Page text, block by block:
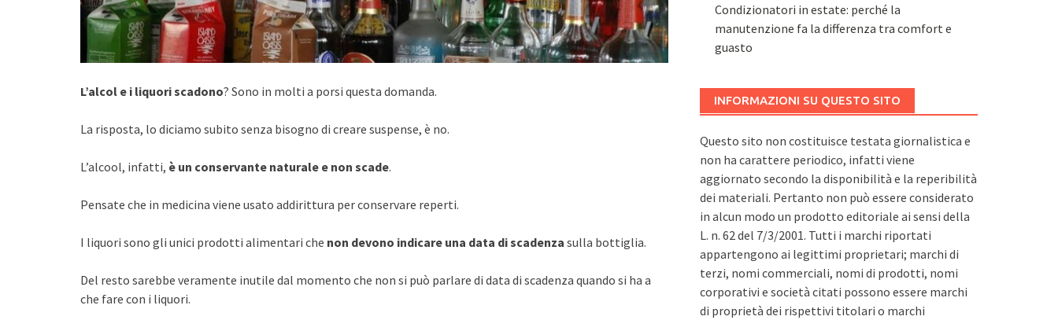
L’alcol e i liquori scadono? Sono in molti a porsi questa domanda.
La risposta, lo diciamo subito senza bisogno di creare suspense, è no.
L’alcool, infatti, è un conservante naturale e non scade.
Pensate che in medicina viene usato addirittura per conservare reperti.
I liquori sono gli unici prodotti alimentari che non devono indicare una data di scadenza sulla bottiglia.
Del resto sarebbe veramente inutile dal momento che non si può parlare di data di scadenza quando si ha a
che fare con i liquori.
Condizionatori in estate: perché la
manutenzione fa la differenza tra comfort e
guasto
INFORMAZIONI SU QUESTO SITO
Questo sito non costituisce testata giornalistica e
non ha carattere periodico, infatti viene
aggiornato secondo la disponibilità e la reperibilità
dei materiali. Pertanto non può essere considerato
in alcun modo un prodotto editoriale ai sensi della
L. n. 62 del 7/3/2001. Tutti i marchi riportati
appartengono ai legittimi proprietari; marchi di
terzi, nomi commerciali, nomi di prodotti, nomi
corporativi e società citati possono essere marchi
di proprietà dei rispettivi titolari o marchi